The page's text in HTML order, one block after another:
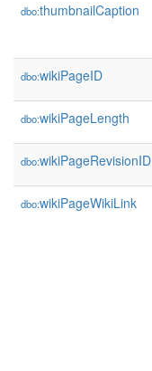
dbo:thumbnailCaption
dbo:wikiPageID
dbo:wikiPageLength
dbo:wikiPageRevisionID
dbo:wikiPageWikiLink